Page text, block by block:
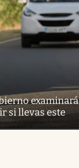
examinará
si llevas este